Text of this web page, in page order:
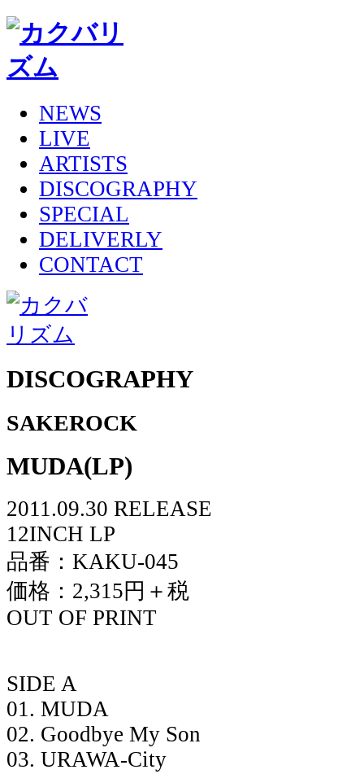
NEWS
LIVE
ARTISTS
DISCOGRAPHY
SPECIAL
DELIVERLY
CONTACT
DISCOGRAPHY
SAKEROCK
MUDA(LP)
2011.09.30 RELEASE
12INCH LP
品番：KAKU-045
価格：2,315円＋税
OUT OF PRINT
SIDE A
01. MUDA
02. Goodbye My Son
03. URAWA-City